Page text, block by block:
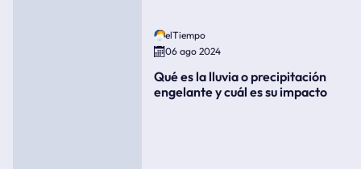
elTiempo
06 ago 2024
Qué es la lluvia o precipitación
engelante y cuál es su impacto